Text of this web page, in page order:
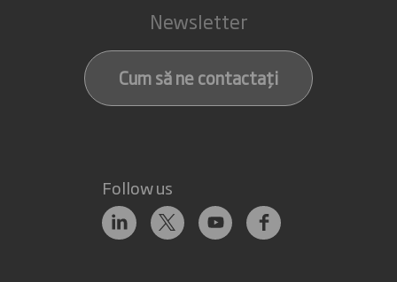
Newsletter
Cum să ne contactați
Follow us